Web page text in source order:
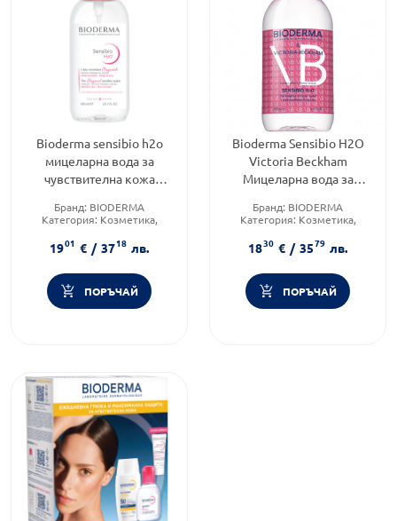
Bioderma sensibio h2o
мицеларна вода за
чувствителна кожа
формат
Бранд: BIODERMA
Категория: Козметика,
Продуктова линия:SENSIBIO
1901 € / 3718 лв.
ПОРЪЧАЙ
Bioderma Sensibio H2O
Victoria Beckham
Мицеларна вода за
500мл
Бранд: BIODERMA
Категория: Козметика,
Форма на продукта:
мицеларна вода
1830 € / 3579 лв.
ПОРЪЧАЙ